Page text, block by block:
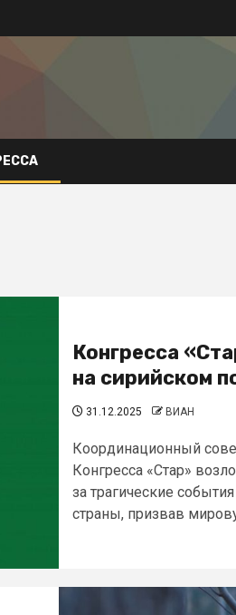
Конгресса
на сирийском
31.12.2025 ВИАН
Координационный
Конгресса «Стар»
за трагические
страны, призвав